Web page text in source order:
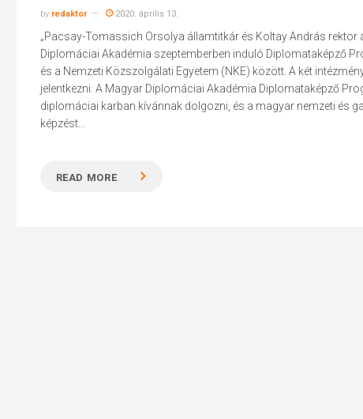
by redaktor 2020. április 13.
„Pacsay-Tomassich Orsolya államtitkár és Koltay András rektor
Diplomáciai Akadémia szeptemberben induló Diplomataképző
és a Nemzeti Közszolgálati Egyetem (NKE) között. A két
jelentkezni. A Magyar Diplomáciai Akadémia Diplomataképző
diplomáciai karban kívánnak dolgozni, és a magyar nemzeti és
képzést...
READ MORE